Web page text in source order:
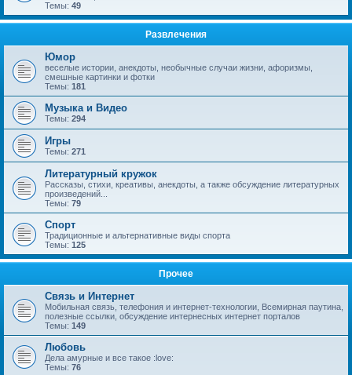
Темы: 49
Развлечения
Юмор
веселые истории, анекдоты, необычные случаи жизни, афоризмы,
смешные картинки и фотки
Темы: 181
Музыка и Видео
Темы: 294
Игры
Темы: 271
Литературный кружок
Рассказы, стихи, креативы, анекдоты, а также обсуждение литературных
произведений...
Темы: 79
Спорт
Традиционные и альтернативные виды спорта
Темы: 125
Прочее
Связь и Интернет
Мобильная связь, телефония и интернет-технологии, Всемирная паутина,
полезные ссылки, обсуждение интернесных интернет порталов
Темы: 149
Любовь
Дела амурные и все такое :love:
Темы: 76